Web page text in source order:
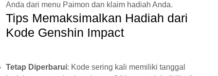
Anda dari menu Paimon dan klaim hadiah Anda.
Tips Memaksimalkan Hadiah dari
Kode Genshin Impact
Tetap Diperbarui: Kode sering kali memiliki tanggal